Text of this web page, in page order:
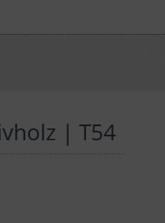
| T54